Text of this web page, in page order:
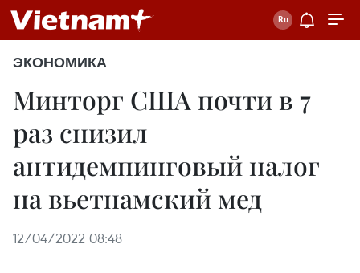
ЭКОНОМИКА
Минторг США почти в 7
раз снизил
антидемпинговый налог
на вьетнамский мед
12/04/2022 08:48